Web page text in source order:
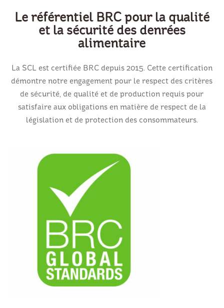
Le référentiel BRC pour la qualité
et la sécurité des denrées
alimentaire
La SCL est certifiée BRC depuis 2015. Cette certification
démontre notre engagement pour le respect des critères
de sécurité, de qualité et de production requis pour
satisfaire aux obligations en matière de respect de la
législation et de protection des consommateurs.